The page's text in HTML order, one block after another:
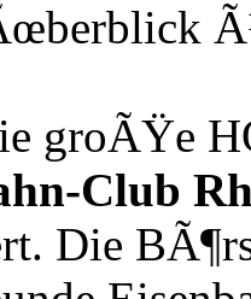
groÃŸe
Club
Die